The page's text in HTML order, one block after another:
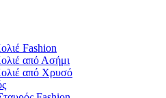
Fashion
από Ασήμι
από Χρυσό